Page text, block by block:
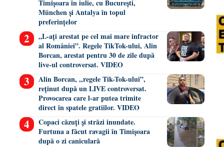
Timișoara în iulie, cu București,
München și Antalya în topul
preferințelor
„L-ați arestat pe cel mai mare infractor
al României”. Regele TikTok-ului, Alin
Borcan, arestat pentru 30 de zile după
live-ul controversat. VIDEO
Alin Borcan, ,,regele Tik-Tok-ului”,
reținut după un LIVE controversat.
Provocarea care l-ar putea trimite
direct în spatele gratiilor. VIDEO
Copaci căzuți și străzi inundate.
Furtuna a făcut ravagii în Timișoara
după o zi caniculară